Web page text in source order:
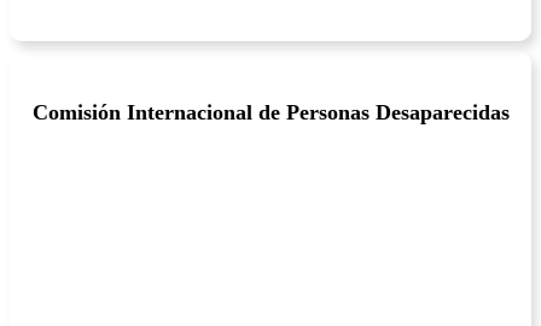
Comisión Internacional de Personas Desaparecidas